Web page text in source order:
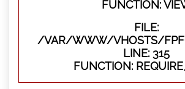
FUNCTION:
FILE:
/VAR/WWW/VHOSTS/
LINE: 315
FUNCTION: